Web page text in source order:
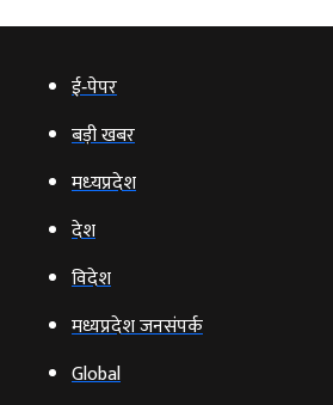
ई‑पेपर
बड़ी खबर
मध्‍यप्रदेश
देश
विदेश
मध्यप्रदेश जनसंपर्क
Global